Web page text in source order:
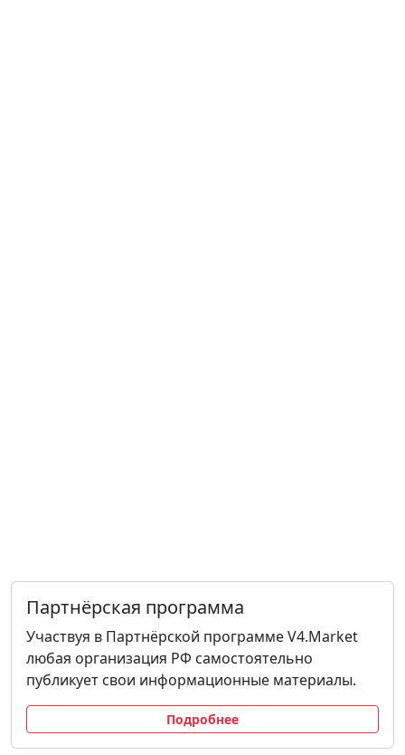
Партнёрская программа
Участвуя в Партнёрской программе V4.Market
любая организация РФ самостоятельно
публикует свои информационные материалы.
Подробнее